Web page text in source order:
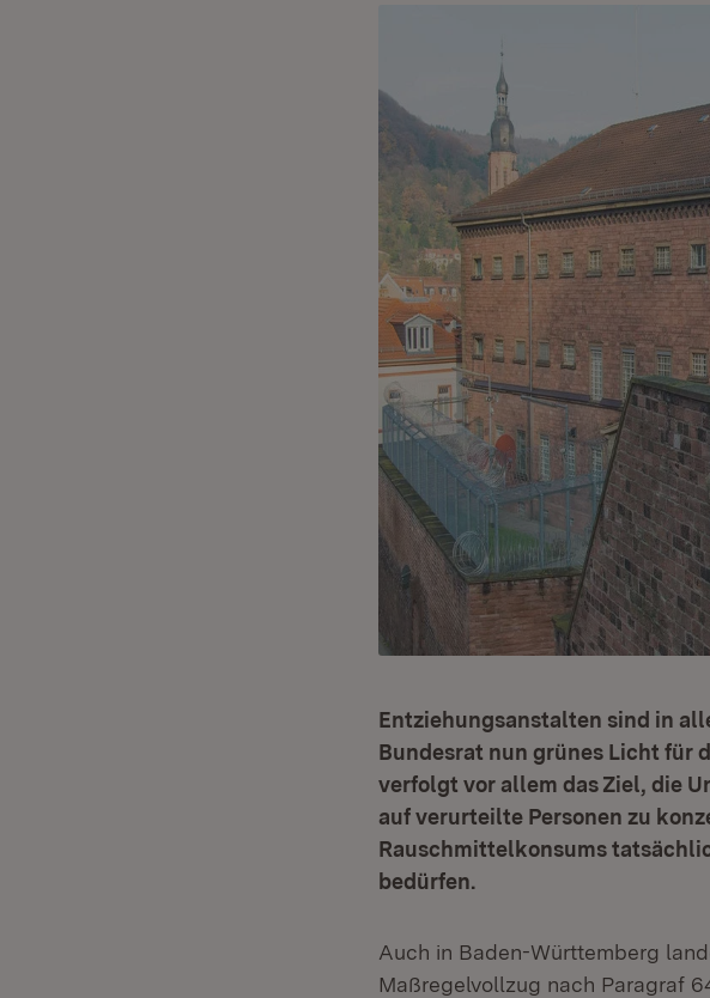
Entziehungsanstalten sind in
Bundesrat nun grünes Licht für
verfolgt vor allem das Ziel, die
auf verurteilte Personen zu
Rauschmittelkonsums
bedürfen.
Auch in Baden-Württemberg
Maßregelvollzug nach Paragraf